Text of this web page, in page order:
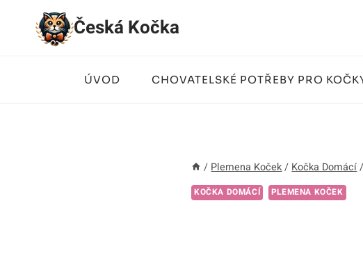
Přeskočit
Česká Kočka
ÚVOD CHOVATELSKÉ POTŘEBY PRO
/ Plemena Koček / Kočka Domácí /
KOČKA DOMÁCÍ PLEMENA KOČEK